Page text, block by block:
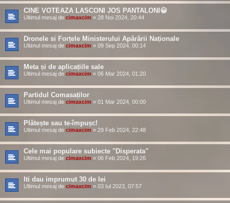
​​CINE VOTEAZA LASCONI JOS PANTALONI😀
Ultimul mesaj de cimaxcim « 28 Noi 2024, 20:44
Dronele si Forțele Ministerului Apărării Naționale
Ultimul mesaj de cimaxcim « 09 Sep 2024, 00:14
Meta și de aplicațiile sale
Ultimul mesaj de cimaxcim « 06 Mar 2024, 01:20
Partidul Comasaților
Ultimul mesaj de cimaxcim « 01 Mar 2024, 00:00
Plătește sau te-împușc!
Ultimul mesaj de cimaxcim « 29 Feb 2024, 22:48
Cele mai populare subiecte "Disperata"
Ultimul mesaj de cimaxcim « 06 Feb 2024, 19:26
Iti dau imprumut 30 de lei
Ultimul mesaj de cimaxcim « 03 Iul 2023, 07:57